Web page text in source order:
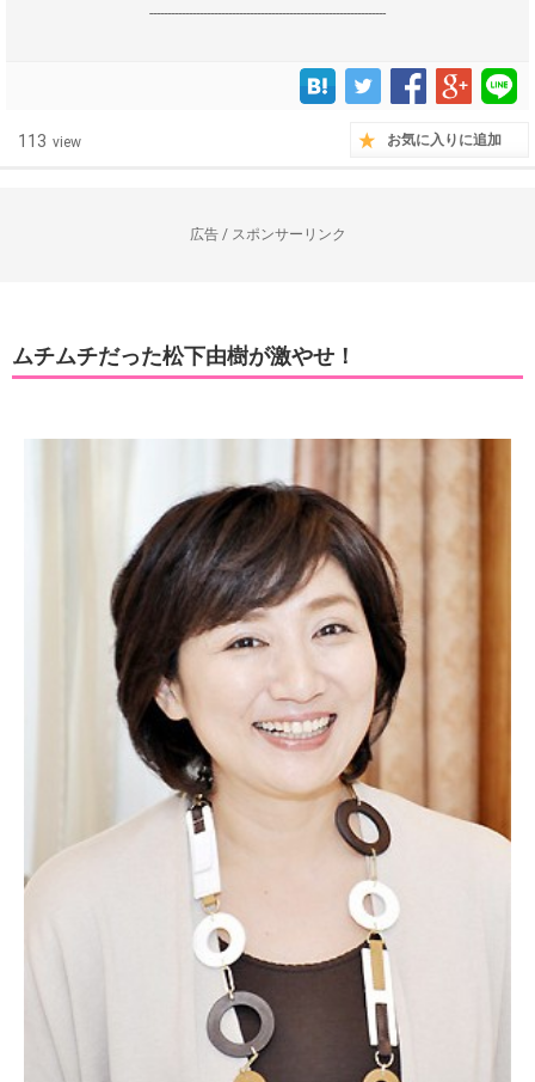
------------------------------------------------------------------
113 view お気に入りに追加
広告 / スポンサーリンク
ムチムチだった松下由樹が激やせ！